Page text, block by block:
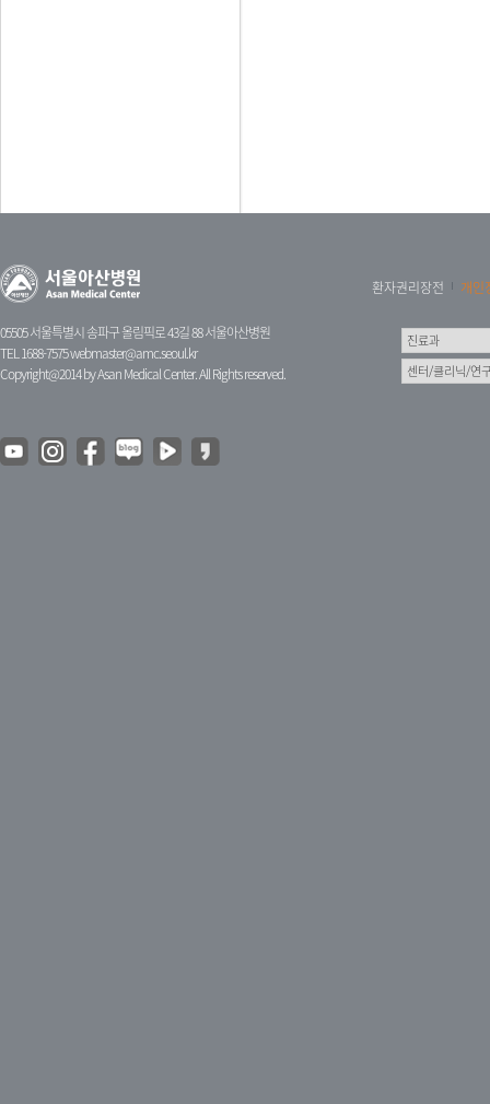
05505 서울특별시 송파구 올림픽로 43길 88 서울아산병원
TEL 1688-7575webmaster@amc.seoul.kr
Copyright@2014 by Asan Medical Center. All Rights reserved.
환자권리장전 개인